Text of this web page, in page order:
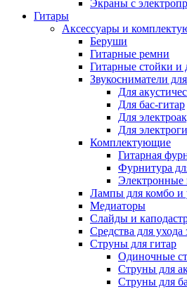
Экраны с
Гитары
Аксессуары и
Беруши
Гитарные ремни
Гитарные стойки и
Звукосниматели
Для
Для бас-гитар
Для
Для
Комплектующие
Гитарная
Фурнитура
Электронные
Лампы для комбо и
Медиаторы
Слайды и
Средства для ухода
Струны для гитар
Одиночные
Струны для
Струны для